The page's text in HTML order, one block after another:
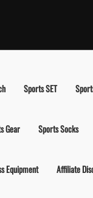
Sports SET
Gear Sports Socks
Equipment Affiliate